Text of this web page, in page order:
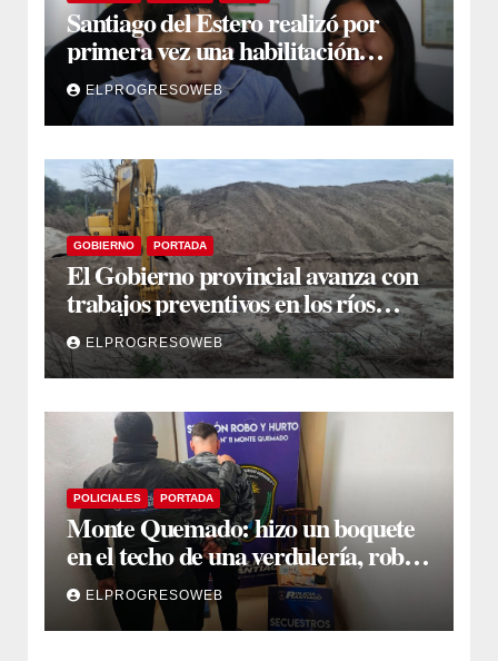
Santiago del Estero realizó por
primera vez una habilitación
auditiva con vincha de conducción
óseaELPROGRESOWEB
GOBIERNO PORTADA
El Gobierno provincial avanza con
trabajos preventivos en los ríos
Dulce y Salado y en los Bajos
Submeridionales
ELPROGRESOWEB
POLICIALES PORTADA
Monte Quemado: hizo un boquete
en el techo de una verdulería, robó
$800.000 y cayó tras ser filmado
ELPROGRESOWEB